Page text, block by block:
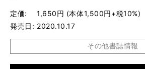
定価
1,650円 (本体1,500円+税10%)
発売日
2020.10.17
その他書誌情報